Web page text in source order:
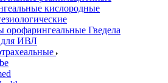
кислородные
орофарингеальные Гведела
для ИВЛ